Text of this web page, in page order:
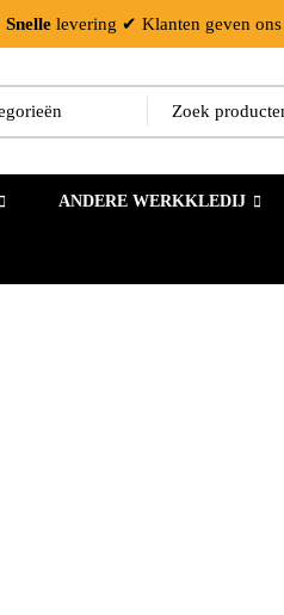
Snelle levering ✔ Klanten geven ons
ANDERE WERKKLEDIJ